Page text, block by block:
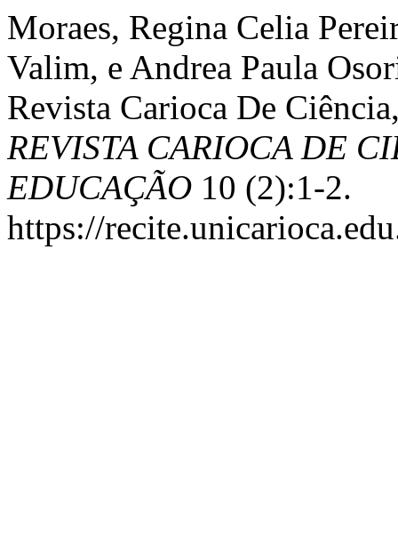
Moraes, Regina Celia
Valim, e Andrea Paula
Revista Carioca De
REVISTA CARIOCA DE
EDUCAÇÃO 10 (2):1-2.
https://